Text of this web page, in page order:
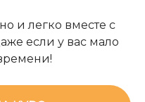
и легко вместе с
если у вас мало